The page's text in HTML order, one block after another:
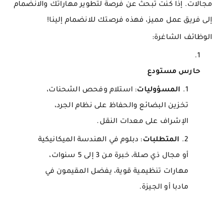
مجالات. إذا كنت تبحث عن فرصة لتطوير مهاراتك والانضمام
إلى فريق عمل مميز، فهذه فرصتك للانضمام إلينا!
الوظائف الشاغرة:
حارس مستودع
المسؤوليات: استلام وفحص الشحنات،
تخزين البضائع والحفاظ على نظام الجرد،
الإشراف على معدات النقل.
المتطلبات: دبلوم في الهندسة الميكانيكية
أو مجال ذي صلة، خبرة من 3 إلى 5 سنوات،
مهارات تنظيمية قوية، يفضل المقيمون في
مادبا أو الجيزة.